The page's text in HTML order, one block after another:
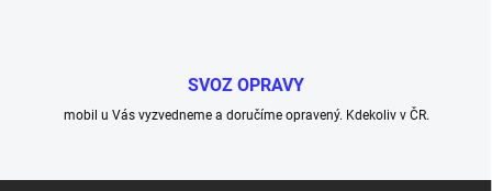
SVOZ OPRAVY
mobil u Vás vyzvedneme a doručíme opravený. Kdekoliv v ČR.